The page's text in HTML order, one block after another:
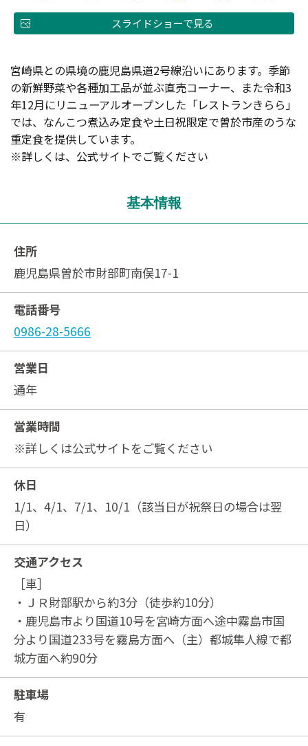
スライドショーで見る
宮崎県との県境の鹿児島県道2号線沿いにあります。季節
の新鮮野菜や各種加工品が並ぶ直売コーナー、また令和3
年12月にリニューアルオープンした「レストランきらら」
では、なんこつ煮込み定食や土日祝限定で曽於市産のうな
重定食を提供しています。
※詳しくは、公式サイトでご覧ください
基本情報
住所
鹿児島県曽於市財部町南俣17-1
電話番号
0986-28-5666
営業日
通年
営業時間
※詳しくは公式サイトをご覧ください
休日
1/1、4/1、7/1、10/1（該当日が祝祭日の場合は翌
日）
交通アクセス
［車］
・ＪＲ財部駅から約3分（徒歩約10分）
・鹿児島市より国道10号を宮崎方面へ途中霧島市国
分より国道233号を霧島方面へ（主）都城隼人線で都
城方面へ約90分
駐車場
有